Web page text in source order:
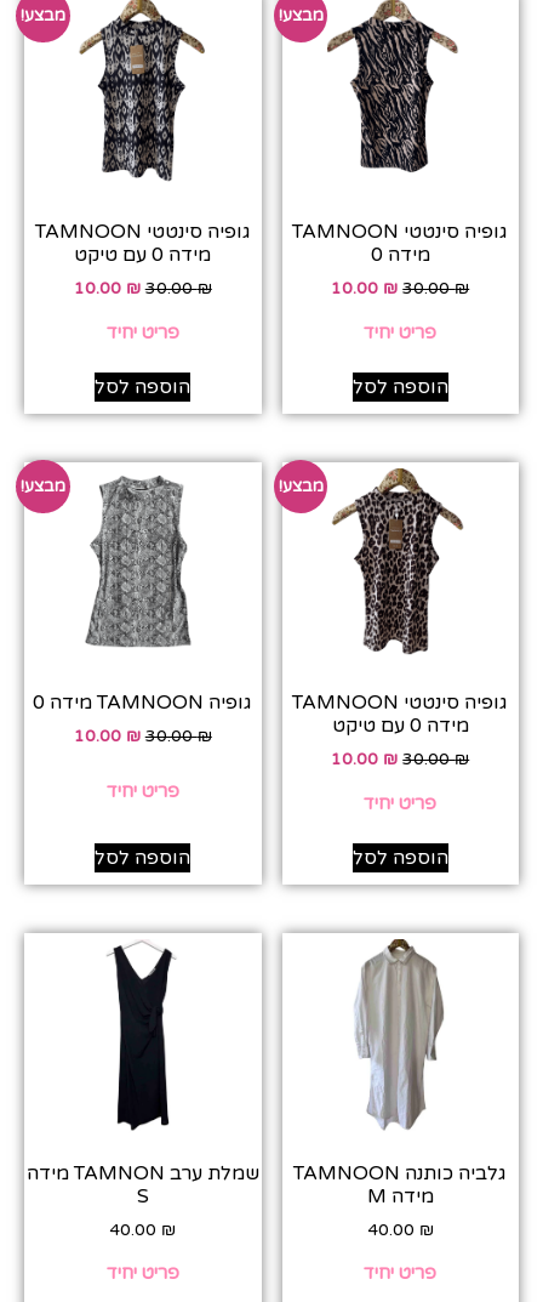
מבצע!
גופיה סינטטי TAMNOON
מידה 0
30.00₪
10.00 ₪
פריט יחיד
הוספה לסל
מבצע!
גופיה סינטטי TAMNOON
מידה 0 עם טיקט
30.00₪
10.00 ₪
פריט יחיד
הוספה לסל
מבצע!
גופיה סינטטי TAMNOON
מידה 0 עם טיקט
30.00₪
10.00 ₪
פריט יחיד
הוספה לסל
מבצע!
גופיה TAMNOON מידה 0
30.00₪
10.00 ₪
פריט יחיד
הוספה לסל
גלביה כותנה TAMNOON
מידה M
40.00 ₪
פריט יחיד
שמלת ערב TAMNON מידה
S
40.00 ₪
פריט יחיד